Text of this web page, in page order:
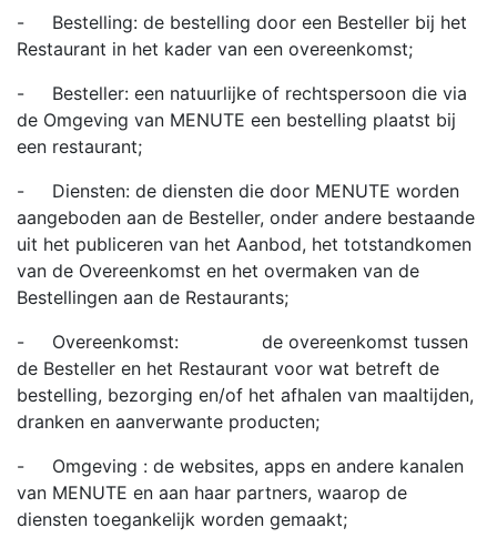
- Bestelling: de bestelling door een Besteller bij het
Restaurant in het kader van een overeenkomst;
- Besteller: een natuurlijke of rechtspersoon die via
de Omgeving van MENUTE een bestelling plaatst bij
een restaurant;
- Diensten: de diensten die door MENUTE worden
aangeboden aan de Besteller, onder andere bestaande
uit het publiceren van het Aanbod, het totstandkomen
van de Overeenkomst en het overmaken van de
Bestellingen aan de Restaurants;
- Overeenkomst: de overeenkomst tussen
de Besteller en het Restaurant voor wat betreft de
bestelling, bezorging en/of het afhalen van maaltijden,
dranken en aanverwante producten;
- Omgeving : de websites, apps en andere kanalen
van MENUTE en aan haar partners, waarop de
diensten toegankelijk worden gemaakt;